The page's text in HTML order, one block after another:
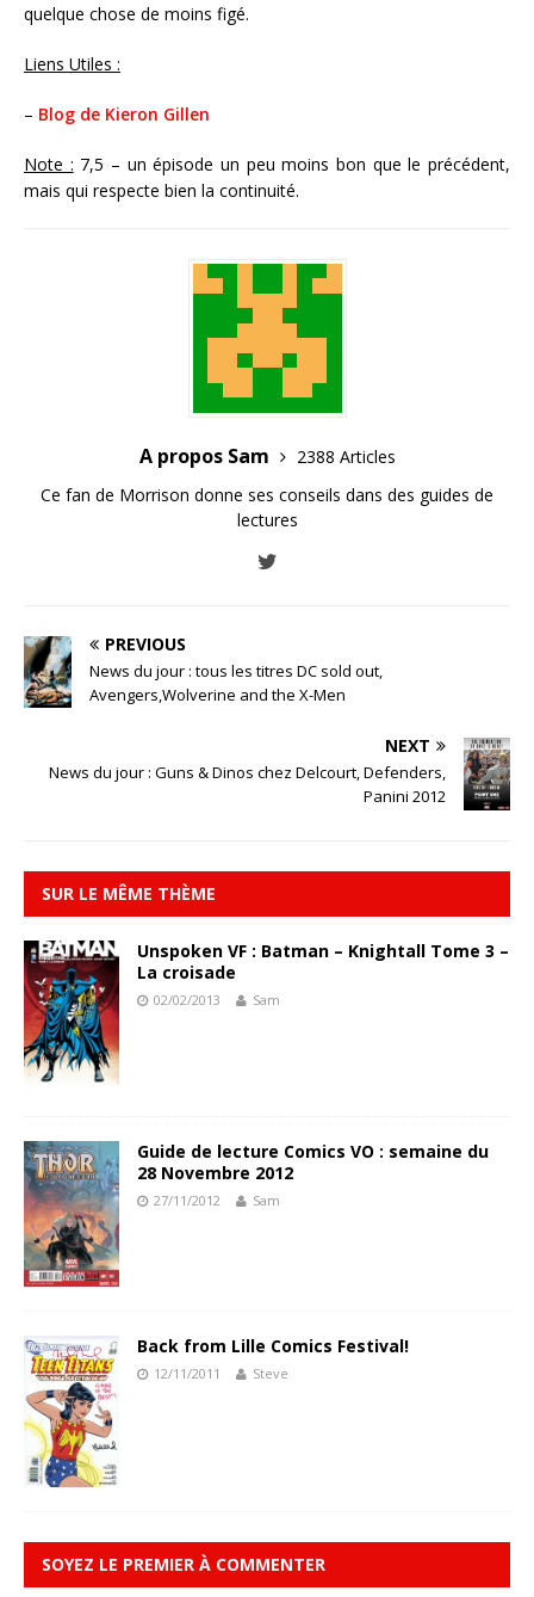
quelque chose de moins figé.
Liens Utiles :
– Blog de Kieron Gillen
Note : 7,5 – un épisode un peu moins bon que le précédent,
mais qui respecte bien la continuité.
A propos Sam
2388 Articles
Ce fan de Morrison donne ses conseils dans des guides de
lectures
PREVIOUS
News du jour : tous les titres DC sold out,
Avengers,Wolverine and the X-Men
NEXT
News du jour : Guns & Dinos chez Delcourt, Defenders,
Panini 2012
SUR LE MÊME THÈME
Unspoken VF : Batman – Knightall Tome 3 –
La croisade
02/02/2013 Sam
Guide de lecture Comics VO : semaine du
28 Novembre 2012
27/11/2012 Sam
Back from Lille Comics Festival!
12/11/2011 Steve
SOYEZ LE PREMIER À COMMENTER